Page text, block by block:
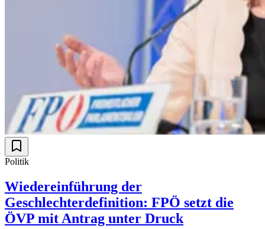
Politik
Wiedereinführung der
Geschlechterdefinition: FPÖ setzt die
ÖVP mit Antrag unter Druck